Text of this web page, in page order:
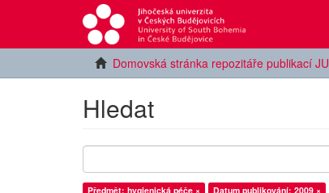
Domovská stránka repozitáře publikací JU
Hledat
Předmět: hygienická péče × Datum publikování: 2009 ×